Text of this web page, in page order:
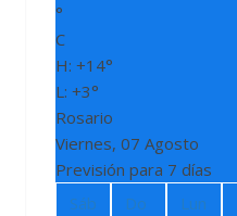
°
C
H:+14°
L:+3°
Rosario
Viernes, 07 Agosto
Previsión para 7 días
Sáb
Do
Lun